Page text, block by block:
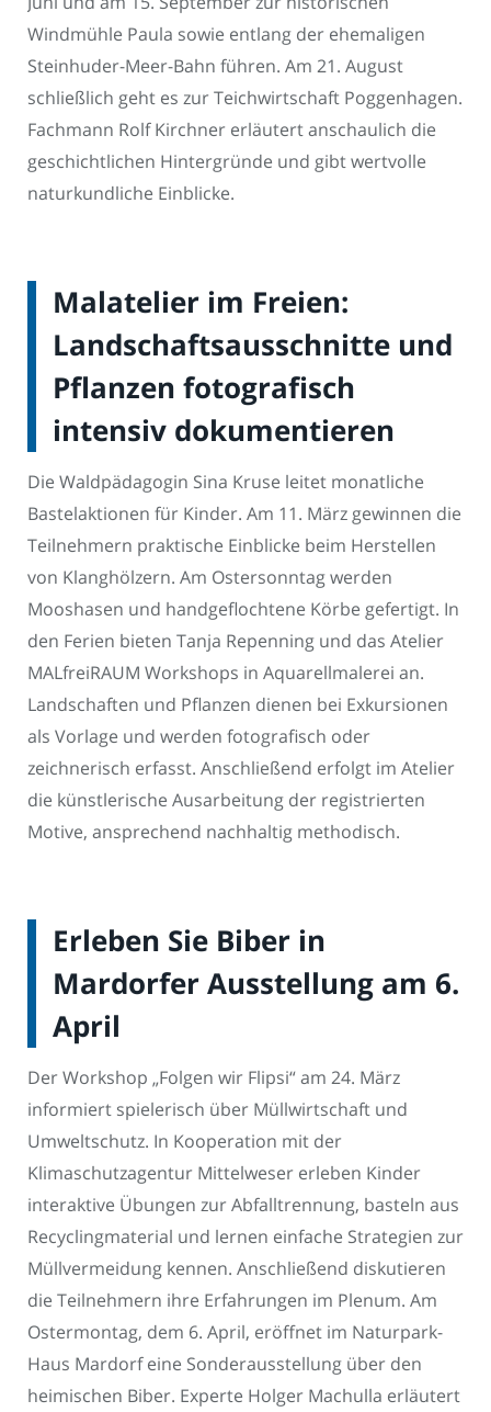
Windmühle Paula sowie entlang der ehemaligen
Steinhuder-Meer-Bahn führen. Am 21. August
schließlich geht es zur Teichwirtschaft Poggenhagen.
Fachmann Rolf Kirchner erläutert anschaulich die
geschichtlichen Hintergründe und gibt wertvolle
naturkundliche Einblicke.
Malatelier im Freien:
Landschaftsausschnitte und
Pflanzen fotografisch
intensiv dokumentieren
Die Waldpädagogin Sina Kruse leitet monatliche
Bastelaktionen für Kinder. Am 11. März gewinnen die
Teilnehmern praktische Einblicke beim Herstellen
von Klanghölzern. Am Ostersonntag werden
Mooshasen und handgeflochtene Körbe gefertigt. In
den Ferien bieten Tanja Repenning und das Atelier
MALfreiRAUM Workshops in Aquarellmalerei an.
Landschaften und Pflanzen dienen bei Exkursionen
als Vorlage und werden fotografisch oder
zeichnerisch erfasst. Anschließend erfolgt im Atelier
die künstlerische Ausarbeitung der registrierten
Motive, ansprechend nachhaltig methodisch.
Erleben Sie Biber in
Mardorfer Ausstellung am 6.
April
Der Workshop „Folgen wir Flipsi“ am 24. März
informiert spielerisch über Müllwirtschaft und
Umweltschutz. In Kooperation mit der
Klimaschutzagentur Mittelweser erleben Kinder
interaktive Übungen zur Abfalltrennung, basteln aus
Recyclingmaterial und lernen einfache Strategien zur
Müllvermeidung kennen. Anschließend diskutieren
die Teilnehmern ihre Erfahrungen im Plenum. Am
Ostermontag, dem 6. April, eröffnet im Naturpark-
Haus Mardorf eine Sonderausstellung über den
heimischen Biber. Experte Holger Machulla erläutert